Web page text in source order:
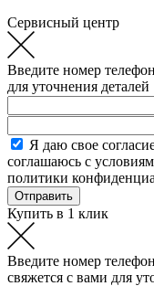
Сервисный центр
Введите номер
для уточнения деталей
Я даю свое
соглашаюсь с
политики
Купить в 1 клик
Введите номер
свяжется с вами для